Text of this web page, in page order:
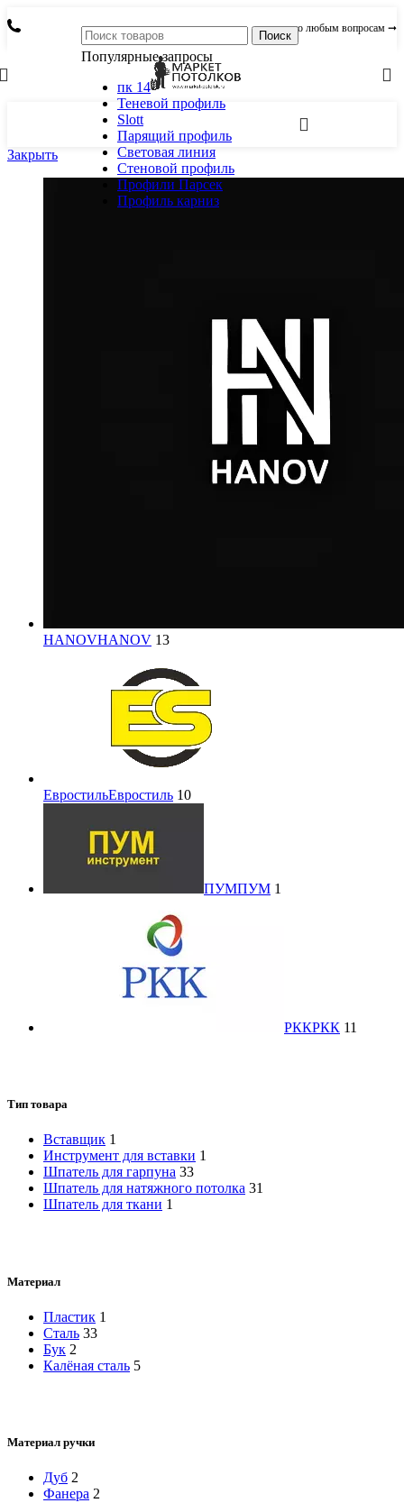
по любым вопросам ➞
Поиск
Популярные запросы
пк 14
Теневой профиль
Slott
Парящий профиль
Световая линия
Стеновой профиль
Профили Парсек
Профиль карниз
Закрыть
HANOVHANOV 13
ЕвростильЕвростиль 10
ПУМПУМ 1
РККРКК 11
Тип товара
Вставщик 1
Инструмент для вставки 1
Шпатель для гарпуна 33
Шпатель для натяжного потолка 31
Шпатель для ткани 1
Материал
Пластик 1
Сталь 33
Бук 2
Калёная сталь 5
Материал ручки
Дуб 2
Фанера 2